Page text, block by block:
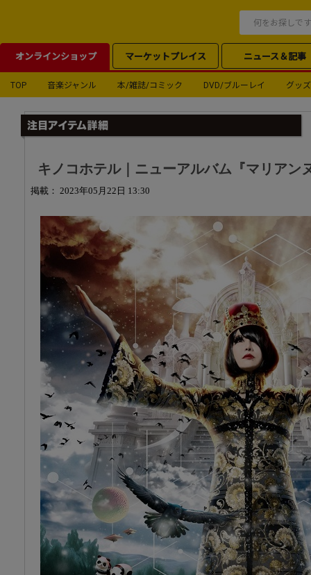
オンラインショップ マーケットプレイス ニュース＆記事
TOP 音楽ジャンル 本/雑誌/コミック DVD/ブルーレイ グッズ
キノコホテル｜ニューアルバム『マリアン
掲載： 2023年05月22日 13:30